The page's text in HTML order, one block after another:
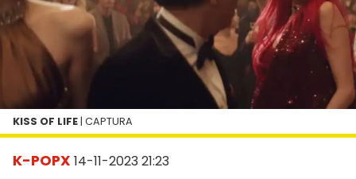
K-POPX 14-11-2023 21:23
KISS OF LIFE | CAPTURA